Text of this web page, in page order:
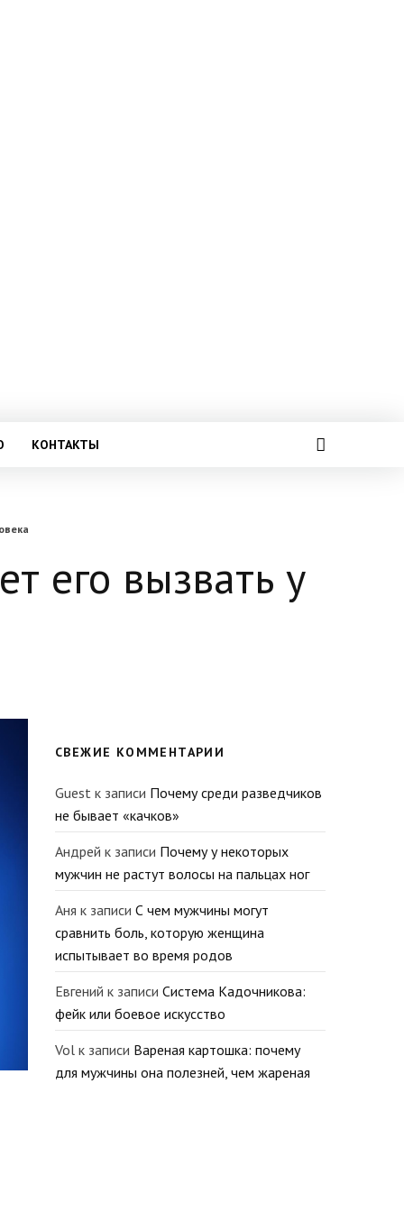
КОНТАКТЫ
его вызвать у
СВЕЖИЕ КОММЕНТАРИИ
Guest к записи Почему среди разведчиков
не бывает «качков»
Андрей к записи Почему у некоторых
мужчин не растут волосы на пальцах ног
Аня к записи С чем мужчины могут
сравнить боль, которую женщина
испытывает во время родов
Евгений к записи Система Кадочникова:
фейк или боевое искусство
Vol к записи Вареная картошка: почему
для мужчины она полезней, чем жареная